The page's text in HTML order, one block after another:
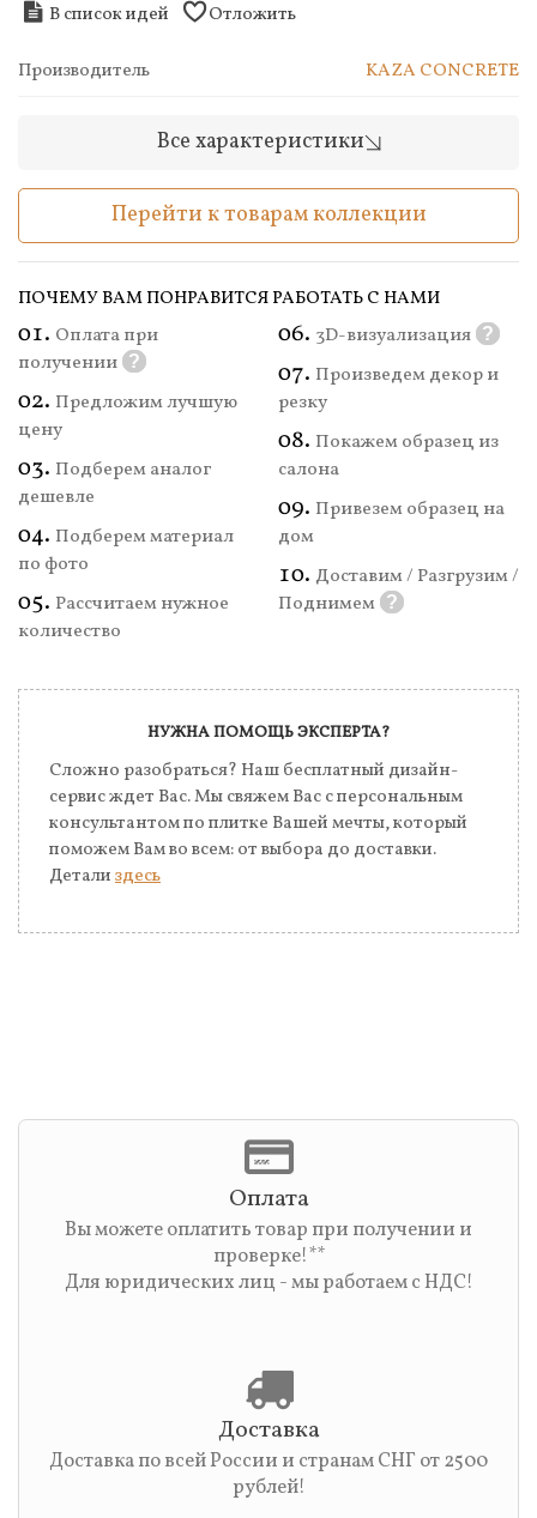
В список идей Отложить
Производитель KAZA CONCRETE
Все характеристики
Перейти к товарам коллекции
ПОЧЕМУ ВАМ ПОНРАВИТСЯ РАБОТАТЬ С НАМИ
Оплата при
получении ?
Предложим лучшую
цену
Подберем аналог
дешевле
Подберем материал
по фото
Рассчитаем нужное
количество
3D-визуализация ?
Произведем декор и
резку
Покажем образец из
салона
Привезем образец на
дом
Доставим / Разгрузим /
Поднимем
?
НУЖНА ПОМОЩЬ ЭКСПЕРТА?
Сложно разобраться? Наш бесплатный дизайн-
сервис ждет Вас. Мы свяжем Вас с персональным
консультантом по плитке Вашей мечты, который
поможем Вам во всем: от выбора до доставки.
Детализдесь
Оплата
Вы можете оплатить товар при получении и
проверке!**
Для юридических лиц - мы работаем с НДС!
Доставка
Доставка по всей России и странам СНГ от 2500
рублей!